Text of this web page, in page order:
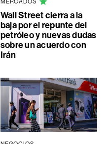
MERCADOS
Wall Street cierra a la
baja por el repunte del
petróleo y nuevas dudas
sobre un acuerdo con
Irán